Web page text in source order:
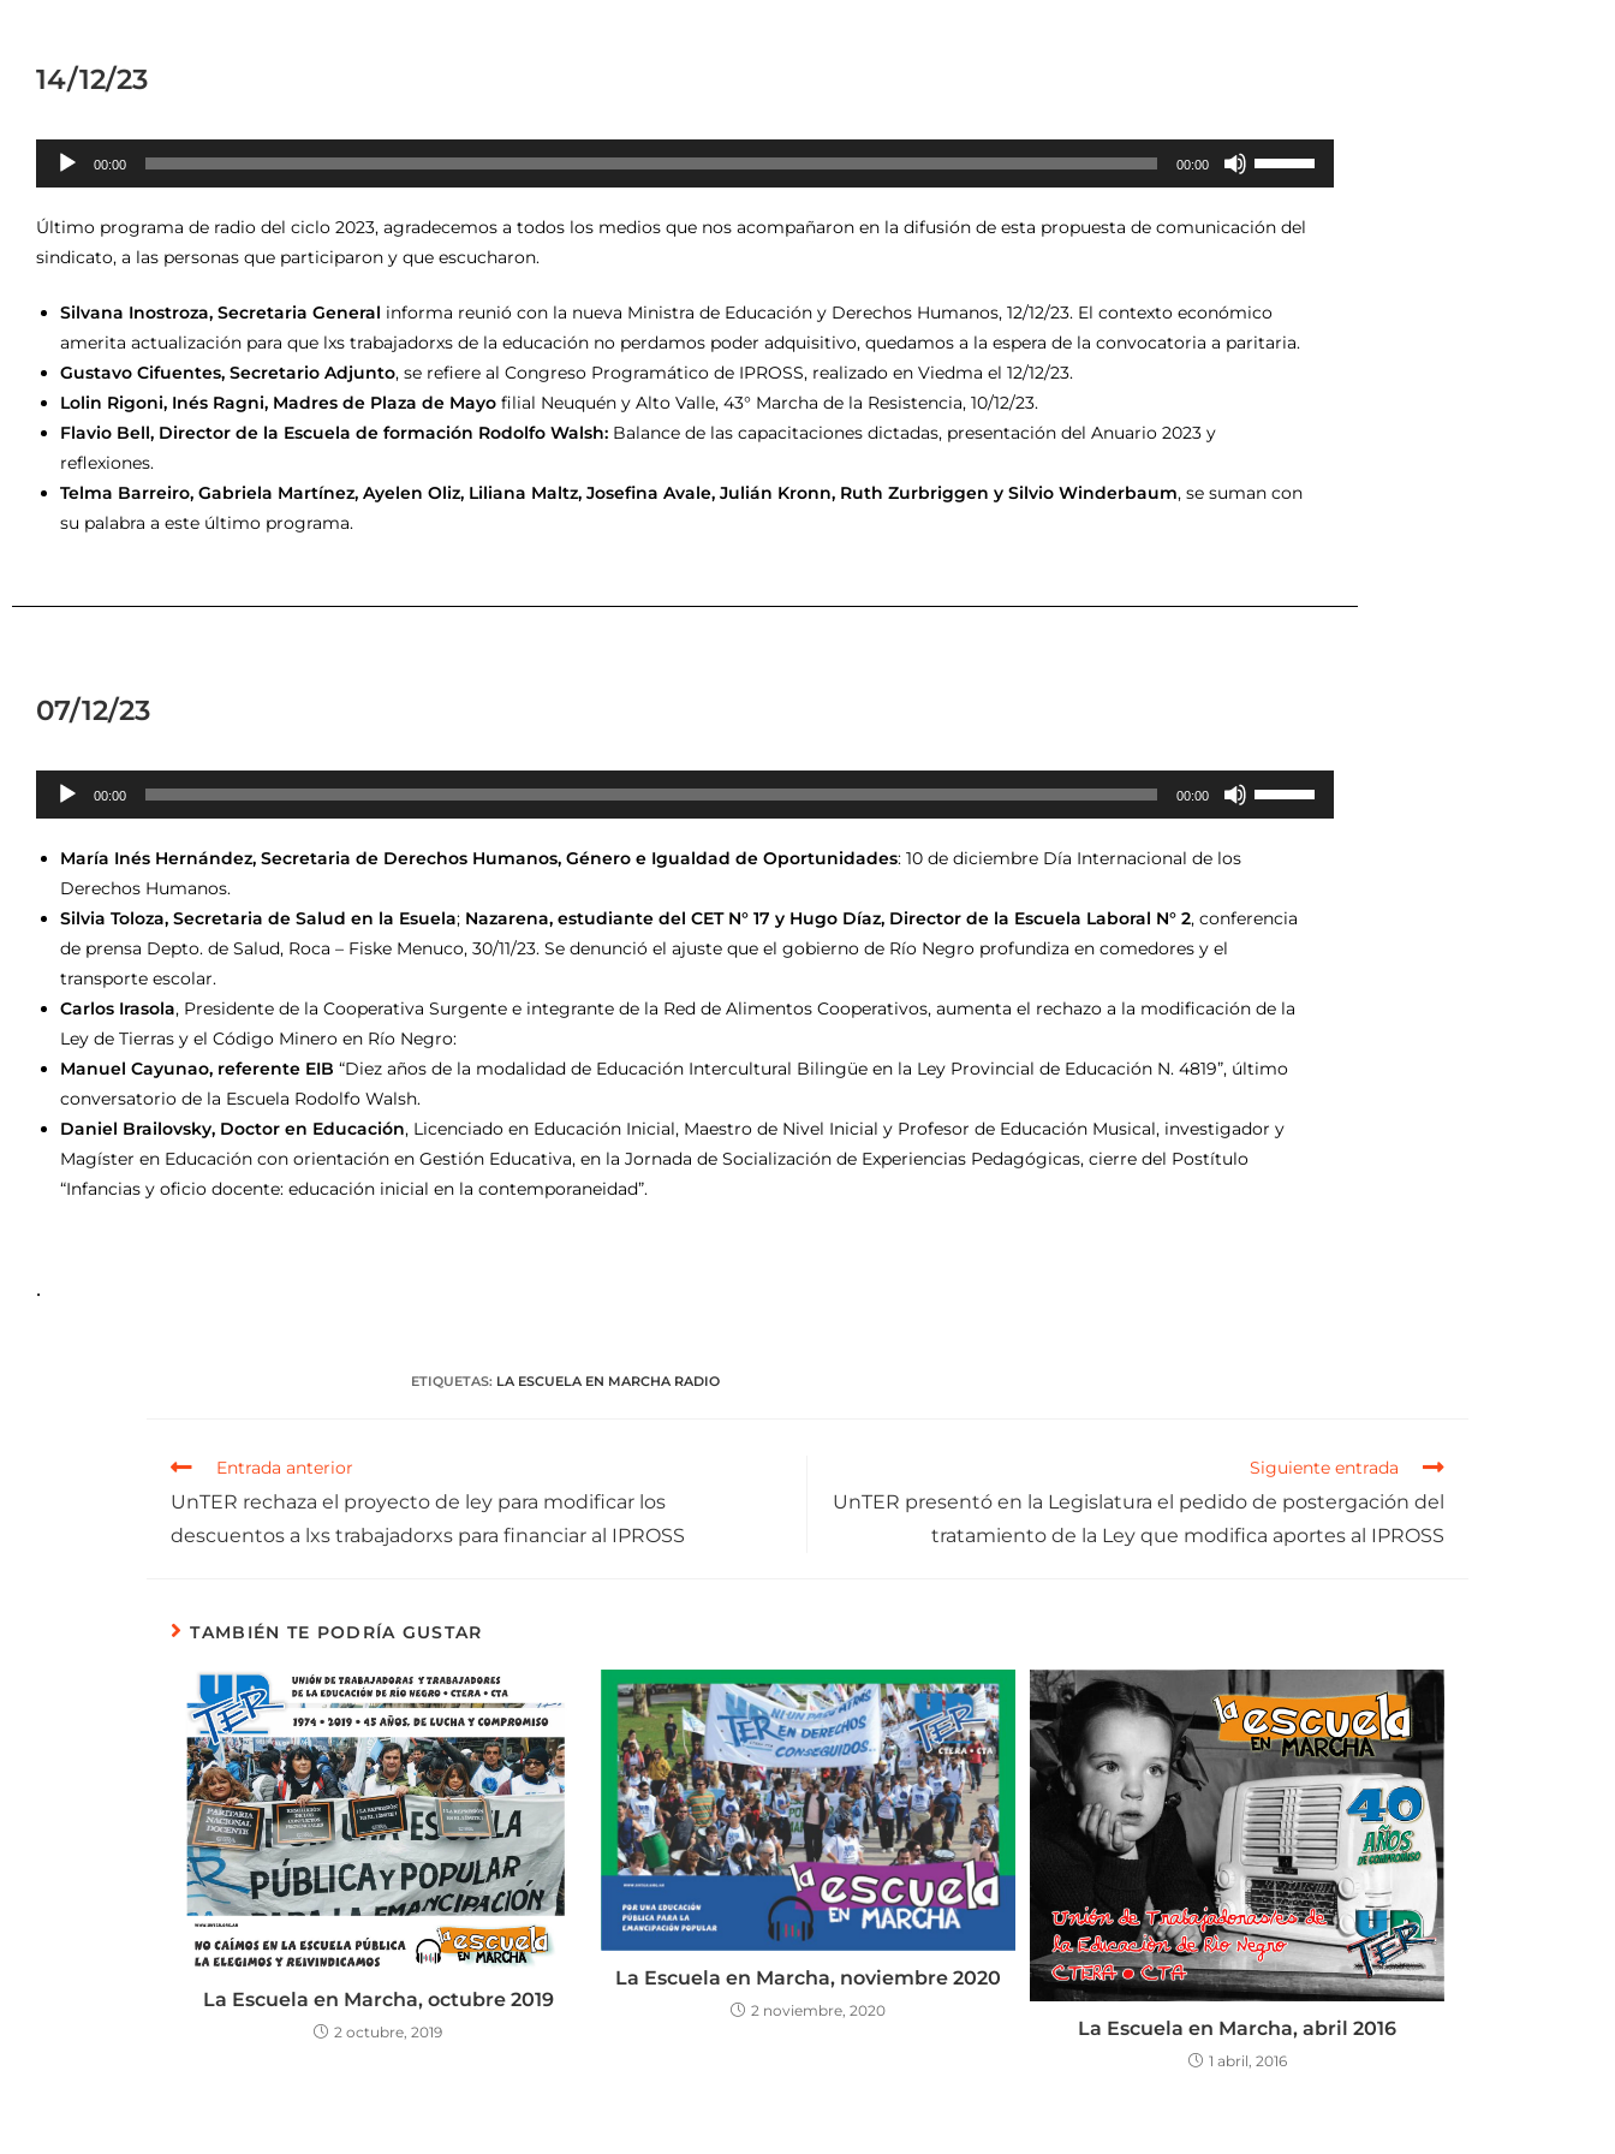
14/12/23
Reproductor
de
audio
00:00 00:00
las
para
Último programa de radio del ciclo 2023, agradecemos a todos los medios que nos acompañaron en la difusión de esta propuesta de comunicación del
sindicato, a las personas que participaron y que escucharon.
Silvana Inostroza, Secretaria General informa reunió con la nueva Ministra de Educación y Derechos Humanos, 12/12/23. El contexto económico
amerita actualización para que lxs trabajadorxs de la educación no perdamos poder adquisitivo, quedamos a la espera de la convocatoria a paritaria.
Gustavo Cifuentes, Secretario Adjunto, se refiere al Congreso Programático de IPROSS, realizado en Viedma el 12/12/23.
Lolin Rigoni, Inés Ragni, Madres de Plaza de Mayo filial Neuquén y Alto Valle, 43° Marcha de la Resistencia, 10/12/23.
Flavio Bell, Director de la Escuela de formación Rodolfo Walsh: Balance de las capacitaciones dictadas, presentación del Anuario 2023 y
reflexiones.
Telma Barreiro, Gabriela Martínez, Ayelen Oliz, Liliana Maltz, Josefina Avale, Julián Kronn, Ruth Zurbriggen y Silvio Winderbaum, se suman con
su palabra a este último programa.
07/12/23
Reproductor
de
00:00 00:00
las
María Inés Hernández, Secretaria de Derechos Humanos, Género e Igualdad de Oportunidades: 10 de diciembre Día Internacional de los
Derechos Humanos.
Silvia Toloza, Secretaria de Salud en la Esuela; Nazarena, estudiante del CET N° 17 y Hugo Díaz, Director de la Escuela Laboral N° 2, conferencia
de prensa Depto. de Salud, Roca – Fiske Menuco, 30/11/23. Se denunció el ajuste que el gobierno de Río Negro profundiza en comedores y el
transporte escolar.
Carlos Irasola, Presidente de la Cooperativa Surgente e integrante de la Red de Alimentos Cooperativos, aumenta el rechazo a la modificación de la
Ley de Tierras y el Código Minero en Río Negro:
Manuel Cayunao, referente EIB “Diez años de la modalidad de Educación Intercultural Bilingüe en la Ley Provincial de Educación N. 4819”, último
conversatorio de la Escuela Rodolfo Walsh.
Daniel Brailovsky, Doctor en Educación, Licenciado en Educación Inicial, Maestro de Nivel Inicial y Profesor de Educación Musical, investigador y
Magíster en Educación con orientación en Gestión Educativa, en la Jornada de Socialización de Experiencias Pedagógicas, cierre del Postítulo
“Infancias y oficio docente: educación inicial en la contemporaneidad”.
•
ETIQUETAS: LA ESCUELA EN MARCHA RADIO
Entrada anterior
UnTER rechaza el proyecto de ley para modificar los
descuentos a lxs trabajadorxs para financiar al IPROSS
Siguiente entrada
UnTER presentó en la Legislatura el pedido de postergación del
tratamiento de la Ley que modifica aportes al IPROSS
TAMBIÉN TE PODRÍA GUSTAR
La Escuela en Marcha, octubre 2019
2 octubre, 2019
La Escuela en Marcha, noviembre 2020
2 noviembre, 2020
La Escuela en Marcha, abril 2016
1 abril, 2016